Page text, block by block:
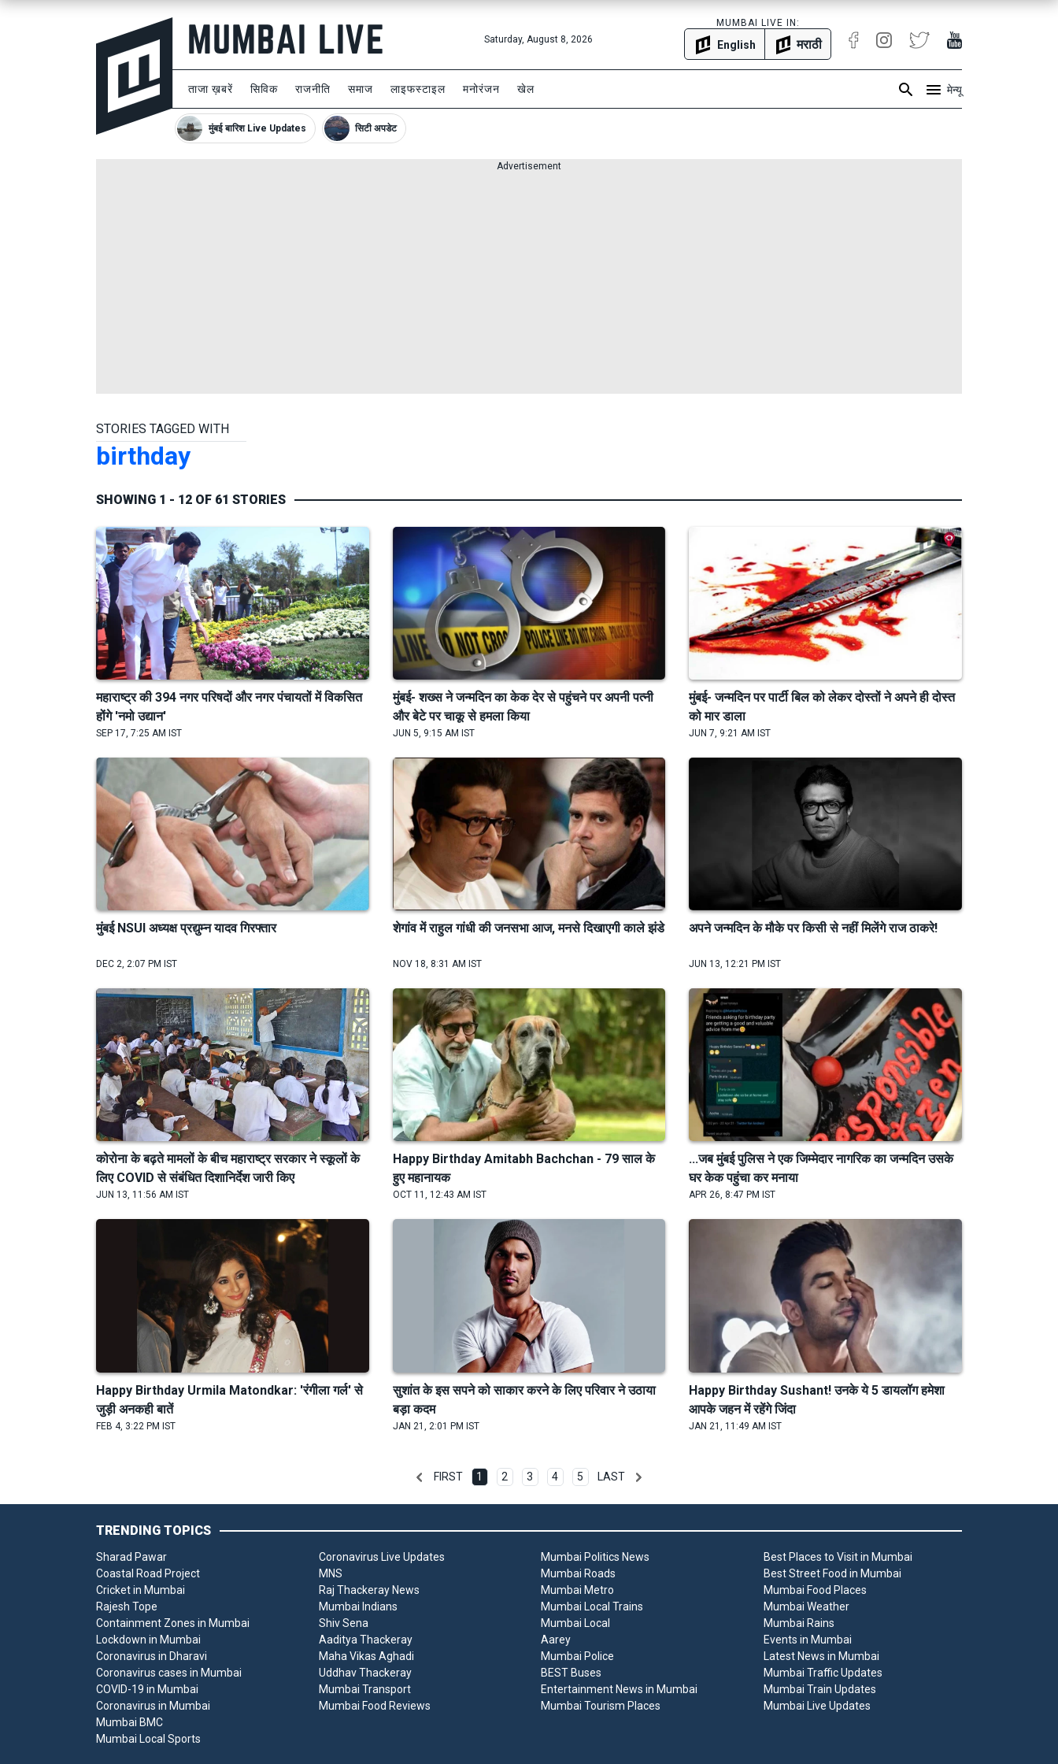
Saturday, August 8, 2026
MUMBAI LIVE IN:
English मराठी
ताजा ख़बरें सिविक राजनीति समाज लाइफस्टाइल मनोरंजन खेल मेन्यू
मुंबई बारिश Live Updates सिटी अपडेट
Advertisement
STORIES TAGGED WITH
birthday
SHOWING 1 - 12 OF 61 STORIES
महाराष्ट्र की 394 नगर परिषदों और नगर पंचायतों में विकसित
होंगे 'नमो उद्यान'
SEP 17, 7:25 AM IST
मुंबई- शख्स ने जन्मदिन का केक देर से पहुंचने पर अपनी पत्नी
और बेटे पर चाकू से हमला किया
JUN 5, 9:15 AM IST
मुंबई- जन्मदिन पर पार्टी बिल को लेकर दोस्तों ने अपने ही दोस्त
को मार डाला
JUN 7, 9:21 AM IST
मुंबई NSUI अध्यक्ष प्रद्युम्न यादव गिरफ्तार
DEC 2, 2:07 PM IST
शेगांव में राहुल गांधी की जनसभा आज, मनसे दिखाएगी काले झंडे
NOV 18, 8:31 AM IST
अपने जन्मदिन के मौके पर किसी से नहीं मिलेंगे राज ठाकरे!
JUN 13, 12:21 PM IST
कोरोना के बढ़ते मामलों के बीच महाराष्ट्र सरकार ने स्कूलों के
लिए COVID से संबंधित दिशानिर्देश जारी किए
JUN 13, 11:56 AM IST
Happy Birthday Amitabh Bachchan - 79 साल के
हुए महानायक
OCT 11, 12:43 AM IST
...जब मुंबई पुलिस ने एक जिम्मेदार नागरिक का जन्मदिन उसके
घर केक पहुंचा कर मनाया
APR 26, 8:47 PM IST
Happy Birthday Urmila Matondkar: 'रंगीला गर्ल' से
जुड़ी अनकही बातें
FEB 4, 3:22 PM IST
सुशांत के इस सपने को साकार करने के लिए परिवार ने उठाया
बड़ा कदम
JAN 21, 2:01 PM IST
Happy Birthday Sushant! उनके ये 5 डायलॉग हमेशा
आपके जहन में रहेंगे जिंदा
JAN 21, 11:49 AM IST
FIRST 1 2 3 4 5 LAST
TRENDING TOPICS
Sharad Pawar
Coastal Road Project
Cricket in Mumbai
Rajesh Tope
Containment Zones in Mumbai
Lockdown in Mumbai
Coronavirus in Dharavi
Coronavirus cases in Mumbai
COVID-19 in Mumbai
Coronavirus in Mumbai
Coronavirus Live Updates
MNS
Raj Thackeray News
Mumbai Indians
Shiv Sena
Aaditya Thackeray
Maha Vikas Aghadi
Uddhav Thackeray
Mumbai Transport
Mumbai Food Reviews
Mumbai Politics News
Mumbai Roads
Mumbai Metro
Mumbai Local Trains
Mumbai Local
Aarey
Mumbai Police
BEST Buses
Entertainment News in Mumbai
Mumbai Tourism Places
Best Places to Visit in Mumbai
Best Street Food in Mumbai
Mumbai Food Places
Mumbai Weather
Mumbai Rains
Events in Mumbai
Latest News in Mumbai
Mumbai Traffic Updates
Mumbai Train Updates
Mumbai Live Updates
Mumbai BMC
Mumbai Local Sports